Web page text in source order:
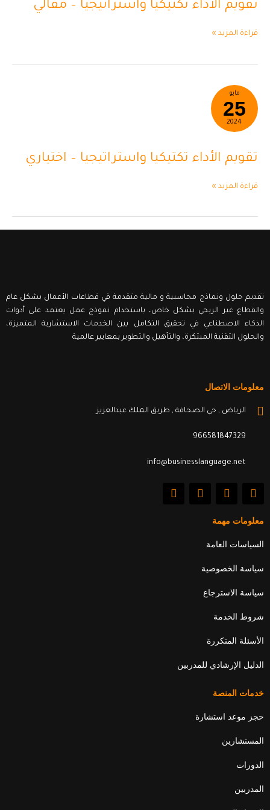
تقويم الأداء تكتيكيا واستراتيجيا – مقالي
مقالي
قراءة المزيد »
مايو
25
2024
تقويم الأداء تكتيكيا واستراتيجيا – اختياري
تقويم
الأداء
تكتيكيا
واستراتيجيا
اختياري
قراءة المزيد »
تقديم حلول ونماذج محاسبية و مالية متقدمة قي قطاعات الأعمال بشكل عام
والقطاع غير الربحي بشكل خاص، باستخدام نموذج عمل يعتمد على أدوات
الذكاء الاصطناعي في تحقيق التكامل بين الخدمات الاستشارية المتميزة،
والحلول التقنية المبتكرة، والتأهيل والتطوير بمعايير عالمية
معلومات الاتصال
الرياض , حي الصحافة , طريق الملك عبدالعزيز
966581847329
info@businesslanguage.net
a
e
b
o
o
w
t
e
r
o
i
معلومات مهمة
السياسات العامة
سياسة الخصوصية
سياسة الاسترجاع
شروط الخدمة
الأسئلة المتكررة
الدليل الإرشادي للمدربين
خدمات المنصة
حجز موعد استشارة
المستشارين
الدورات
المدربين